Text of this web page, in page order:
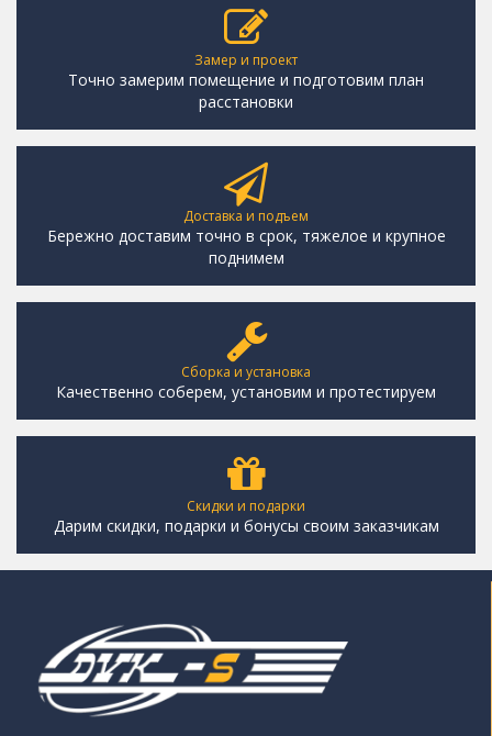
Замер и проект
Точно замерим помещение и подготовим план
расстановки
Доставка и подъем
Бережно доставим точно в срок, тяжелое и крупное
поднимем
Сборка и установка
Качественно соберем, установим и протестируем
Скидки и подарки
Дарим скидки, подарки и бонусы своим заказчикам